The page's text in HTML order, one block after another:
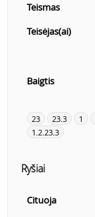
Teismas
Teisėjas(ai)
Baigtis
23 23.3 1
1.2.23.3
Ryšiai
Cituoja